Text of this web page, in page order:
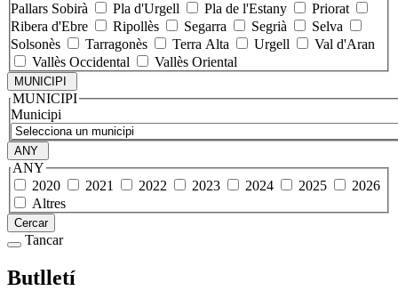
Pallars Sobirà
Pla d'Urgell Pla de l'Estany
Priorat
Ribera d'Ebre
Ripollès Segarra Segrià
Selva
Solsonès
Tarragonès Terra Alta Urgell
Val d'Aran
Vallès Occidental
Vallès Oriental
MUNICIPI
MUNICIPI
Municipi
ANY
ANY
2020
2021 2022 2023 2024 2025
2026
Altres
Cercar
Tancar
Butlletí